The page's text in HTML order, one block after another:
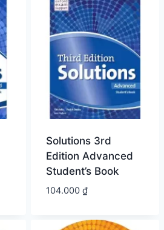
Solutions 3rd
Edition Advanced
Student’s Book
104.000 ₫